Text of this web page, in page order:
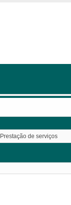
Prestação de serviços